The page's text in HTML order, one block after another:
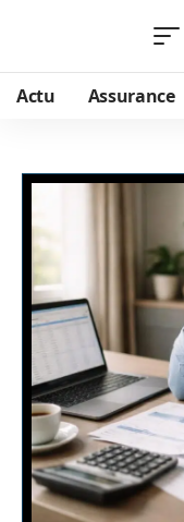
Actu Assurance